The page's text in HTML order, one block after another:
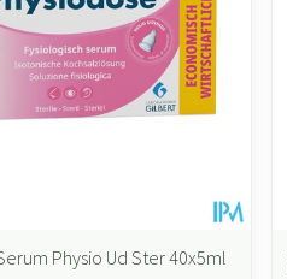
Physio Ud Ster 40x5ml